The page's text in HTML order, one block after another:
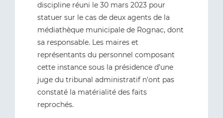
discipline réuni le 30 mars 2023 pour
statuer sur le cas de deux agents de la
médiathèque municipale de Rognac, dont
sa responsable. Les maires et
représentants du personnel composant
cette instance sous la présidence d’une
juge du tribunal administratif n'ont pas
constaté la matérialité des faits
reprochés.